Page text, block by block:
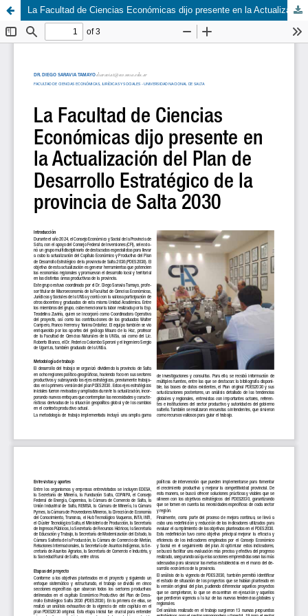
La Facultad de Ciencias Económicas dijo presente en la Actualización del Plan de Desarrollo Estratégico de la provincia de Salta 2030